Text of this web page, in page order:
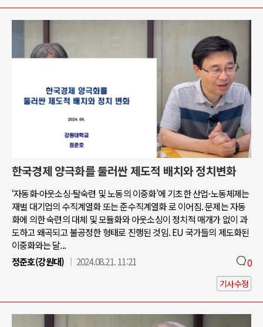
한국경제 양극화를 둘러싼 제도적 배치와 정치변화
‘자동화-아웃소싱-탈숙련 및 노동의 이중화’에 기초한 산업-노동체제는
재벌 대기업의 수직계열화 또는 준수직계열화 로 이어짐. 문제는 자동
화에 의한 숙련의 대체 및 모듈화와 아웃소싱이 정치적 매개가 없이 과
도하고 왜곡되고 불공정한 형태로 진행된 것임. EU 국가들의 제도화된
이중화와는 달...
정준호(강원대)
2024.08.21. 11:21 0
기사수정